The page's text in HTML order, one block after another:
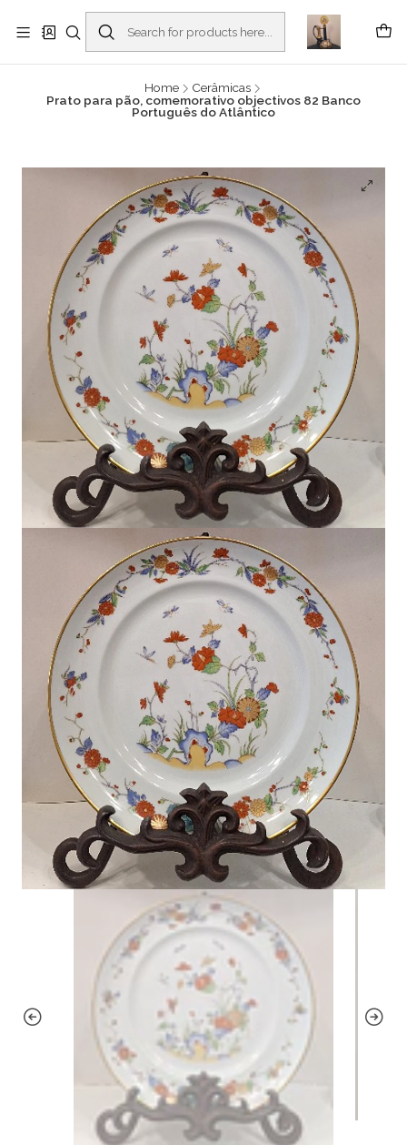
Buscantiguidades - Leilões. Colecionismo e antiguidades em Viana do
Castelo -
Read more
Home
Cerâmicas
Prato para pão, comemorativo objectivos 82 Banco
Português do Atlântico